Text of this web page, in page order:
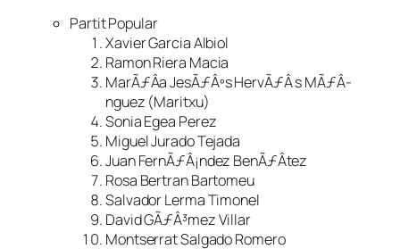
Partit Popular
Xavier Garcia Albiol
Ramon Riera Macia
MarÃƒÂ­a JesÃƒÂºs HervÃƒÂ s MÃƒÂ­
nguez (Maritxu)
Sonia Egea Perez
Miguel Jurado Tejada
Juan FernÃƒÂ¡ndez BenÃƒÂ­tez
Rosa Bertran Bartomeu
Salvador Lerma Timonel
David GÃƒÂ³mez Villar
Montserrat Salgado Romero